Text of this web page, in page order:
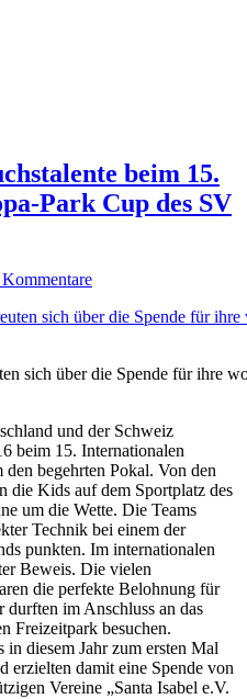
beim 15.
Park Cup des SV
sich über die Spende für ihre
und der Schweiz
beim 15. Internationalen
begehrten Pokal. Von den
die Kids auf dem Sportplatz des
um die Wette. Die Teams
Technik bei einem der
punkten. Im internationalen
Beweis. Die vielen
die perfekte Belohnung für
durften im Anschluss an das
Freizeitpark besuchen.
diesem Jahr zum ersten Mal
erzielten damit eine Spende von
Vereine „Santa Isabel e.V.